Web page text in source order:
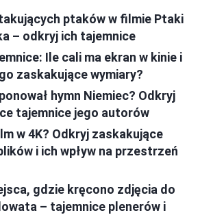
ptaków w filmie Ptaki
– odkryj ich tajemnice
Ile cali ma ekran w kinie i
zaskakujące wymiary?
hymn Niemiec? Odkryj
tajemnice jego autorów
w 4K? Odkryj zaskakujące
i ich wpływ na przestrzeń
gdzie kręcono zdjęcia do
– tajemnice plenerów i